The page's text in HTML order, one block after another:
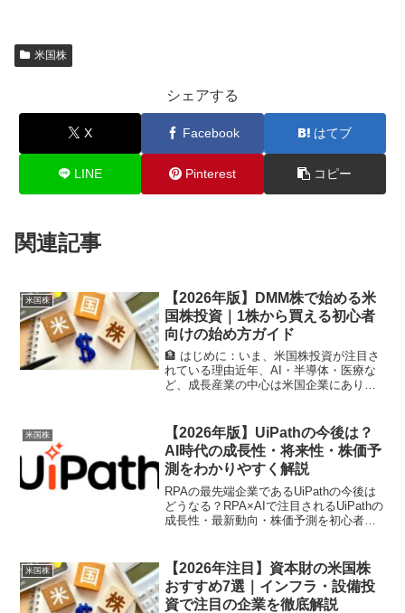
米国株
シェアする
X Facebook はてブ
LINE Pinterest コピー
関連記事
米国株
【2026年版】DMM株で始める米
国株投資｜1株から買える初心者
向けの始め方ガイド
🏦 はじめに：いま、米国株投資が注目さ
れている理由近年、AI・半導体・医療な
ど、成長産業の中心は米国企業にありま
るため、個人投資家の間で米国株投資の
人気が急上昇していま...
米国株
【2026年版】UiPathの今後は？
AI時代の成長性・将来性・株価予
測をわかりやすく解説
RPAの最先端企業であるUiPathの今後は
どうなる？RPA×AIで注目されるUiPathの
成長性・最新動向・株価予測を初心者向
ボットによる業務自動化ツール"RPA"を...
米国株
【2026年注目】資本財の米国株
おすすめ7選｜インフラ・設備投
資で注目の企業を徹底解説